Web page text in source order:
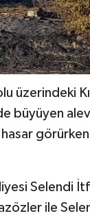
üzerindeki
büyüyen
Selendi
ile